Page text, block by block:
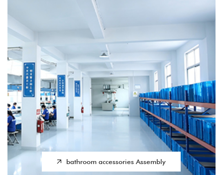
bathroom accessories Assembly